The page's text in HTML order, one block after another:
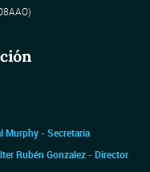
Murphy - Secretaria
Rubén Gonzalez - Director